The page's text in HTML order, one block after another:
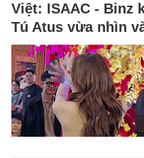
Việt: ISAAC - Binz
Tú Atus vừa nhìn